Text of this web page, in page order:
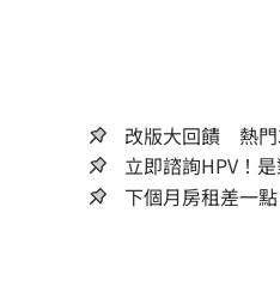
改版大回饋 熱門
立即諮詢HPV！
下個月房租差一